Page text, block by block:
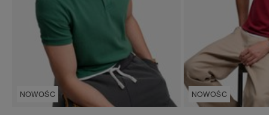
NOWOŚC NOWOŚC